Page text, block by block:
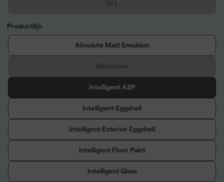
Productlijn
Absolute Matt Emulsion
Intelligent ASP
Intelligent Eggshell
Intelligent Exterior Eggshell
Intelligent Floor Paint
Intelligent Gloss